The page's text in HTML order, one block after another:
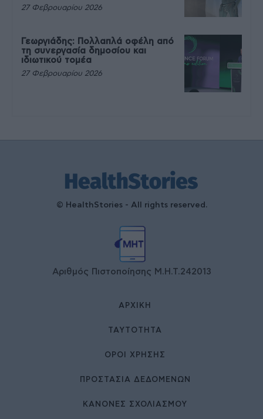
27 Φεβρουαρίου 2026
Γεωργιάδης: Πολλαπλά οφέλη από
τη συνεργασία δημοσίου και
ιδιωτικού τομέα
27 Φεβρουαρίου 2026
© HealthStories - All rights reserved.
Αριθμός Πιστοποίησης Μ.Η.Τ.242013
ΑΡΧΙΚΉ
ΤΑΥΤΌΤΗΤΑ
ΌΡΟΙ ΧΡΉΣΗΣ
ΠΡΟΣΤΑΣΙΑ ΔΕΔΟΜΕΝΩΝ
ΚΑΝΟΝΕΣ ΣΧΟΛΙΑΣΜΟΥ